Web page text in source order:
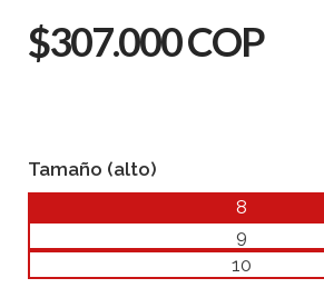
$307.000 COP
Tamaño (alto)
8
9
10